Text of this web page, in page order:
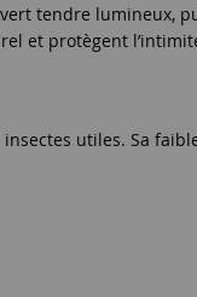
tendre lumineux,
et protègent
utiles. Sa